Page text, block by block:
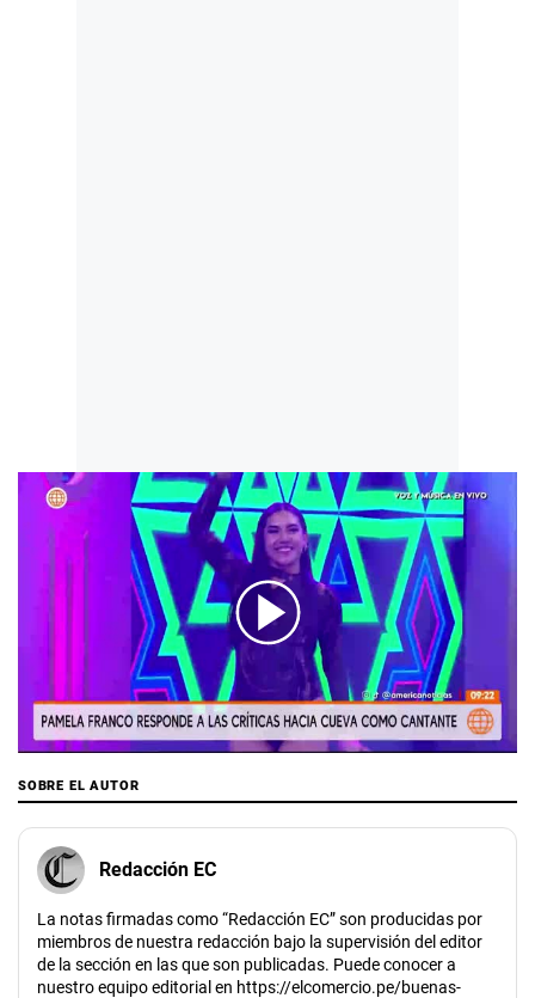
00:00/02:33
SOBRE EL AUTOR
Redacción EC
La notas firmadas como “Redacción EC” son producidas por
miembros de nuestra redacción bajo la supervisión del editor
de la sección en las que son publicadas. Puede conocer a
nuestro equipo editorial en https://elcomercio.pe/buenas-